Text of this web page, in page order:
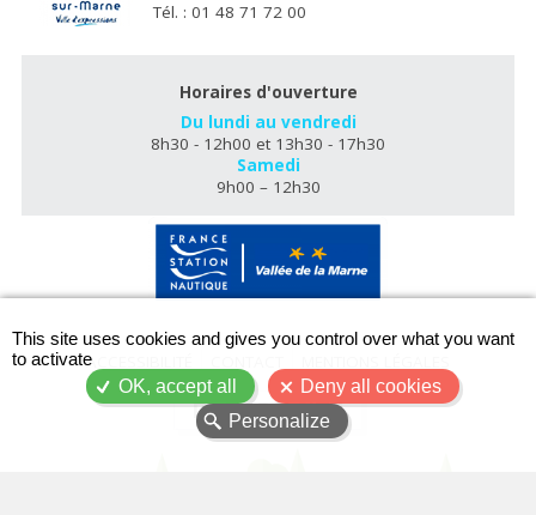
Tél. : 01 48 71 72 00
Horaires d'ouverture
Du lundi au vendredi
8h30 - 12h00 et 13h30 - 17h30
Samedi
9h00 – 12h30
ACCESSIBILITÉ
PLAN DU SITE
This site uses cookies and gives you control over what you want
to activate
OK, accept all
Deny all cookies
Personalize